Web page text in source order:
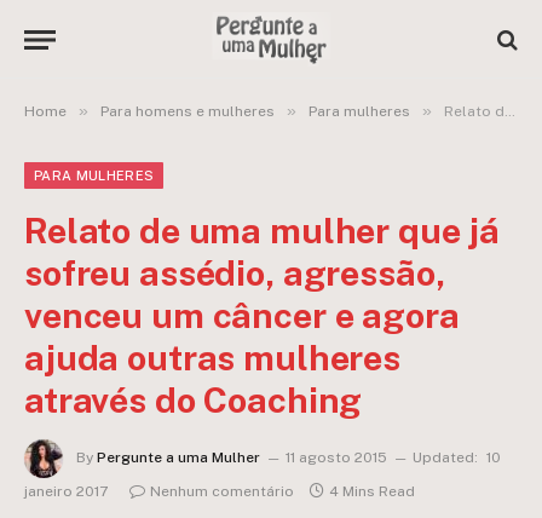
Home » Para homens e mulheres » Para mulheres » Relato de uma mulher que já sofreu assédio, agressão, venceu um câncer e agora ajuda outras mulheres através do Coaching
PARA MULHERES
Relato de uma mulher que já
sofreu assédio, agressão,
venceu um câncer e agora
ajuda outras mulheres
através do Coaching
By Pergunte a uma Mulher 11 agosto 2015 Updated: 10
janeiro 2017
Nenhum comentário 4 Mins Read